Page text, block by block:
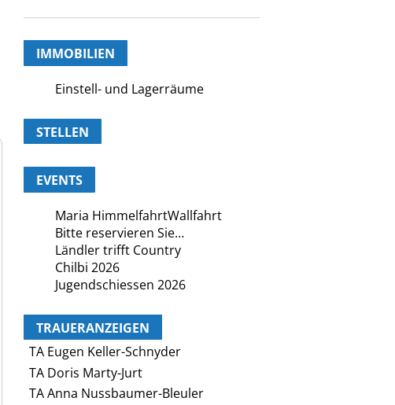
IMMOBILIEN
Einstell- und Lagerräume
STELLEN
EVENTS
Maria HimmelfahrtWallfahrt
Bitte reservieren Sie…
Ländler trifft Country
Chilbi 2026
Jugendschiessen 2026
TRAUERANZEIGEN
TA Eugen Keller-Schnyder
TA Doris Marty-Jurt
TA Anna Nussbaumer-Bleuler